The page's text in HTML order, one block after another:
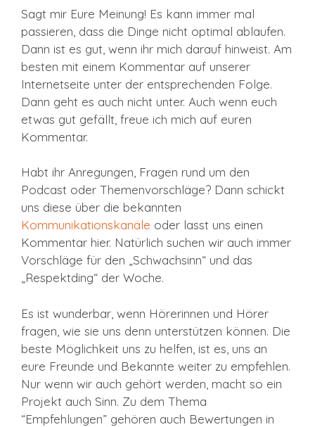
Sagt mir Eure Meinung! Es kann immer mal
passieren, dass die Dinge nicht optimal ablaufen.
Dann ist es gut, wenn ihr mich darauf hinweist. Am
besten mit einem Kommentar auf unserer
Internetseite unter der entsprechenden Folge.
Dann geht es auch nicht unter. Auch wenn euch
etwas gut gefällt, freue ich mich auf euren
Kommentar.
Habt ihr Anregungen, Fragen rund um den
Podcast oder Themenvorschläge? Dann schickt
uns diese über die bekannten
Kommunikationskanäle oder lasst uns einen
Kommentar hier. Natürlich suchen wir auch immer
Vorschläge für den „Schwachsinn“ und das
„Respektding“ der Woche.
Es ist wunderbar, wenn Hörerinnen und Hörer
fragen, wie sie uns denn unterstützen können. Die
beste Möglichkeit uns zu helfen, ist es, uns an
eure Freunde und Bekannte weiter zu empfehlen.
Nur wenn wir auch gehört werden, macht so ein
Projekt auch Sinn. Zu dem Thema
“Empfehlungen” gehören auch Bewertungen in